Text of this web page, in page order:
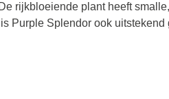
rijkbloeiende plant heeft smalle,
Purple Splendor ook uitstekend